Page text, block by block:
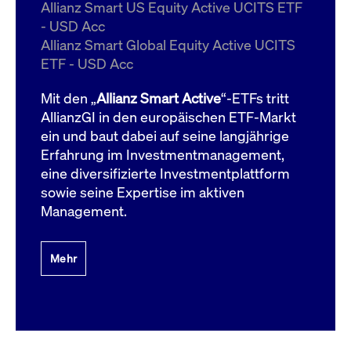
Allianz Smart US Equity Active UCITS ETF
- USD Acc
Allianz Smart Global Equity Active UCITS
ETF - USD Acc
Mit den „Allianz Smart Active“-ETFs tritt
AllianzGI in den europäischen ETF-Markt
ein und baut dabei auf seine langjährige
Erfahrung im Investmentmanagement,
eine diversifizierte Investmentplattform
sowie seine Expertise im aktiven
Management.
Mehr
ApplicationGatewayAffinityCORS
boerse.com
Domain
bis